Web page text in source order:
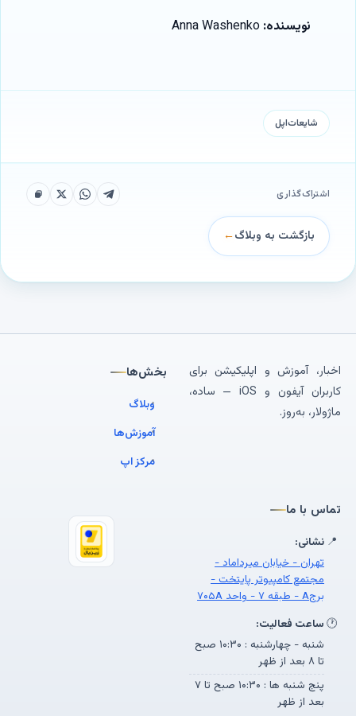
نویسنده:
شایعات‌اپل
اشتراک‌گذاری
بازگشت به وبلاگ←
اخبار، آموزش و اپلیکیشن برای
کاربران آیفون و iOS — ساده،
ماژولار، به‌روز.
بخش‌ها
وبلاگ
آموزش‌ها
مرکز اپ
تماس با ما
📍 نشانی:
تهران - خیابان میرداماد -
مجتمع کامپیوتر پایتخت -
برجA - طبقه ۷ - واحد ۷۰۵A
🕐 ساعت فعالیت:
شنبه - چهارشنبه : ۱۰:۳۰ صبح
تا ۸ بعد از ظهر
پنج شنبه ها : ۱۰:۳۰ صبح تا ۷
بعد از ظهر